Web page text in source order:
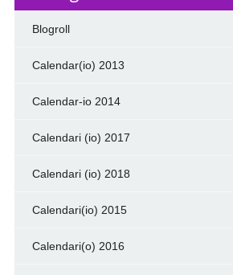
Blogroll
Calendar(io) 2013
Calendar-io 2014
Calendari (io) 2017
Calendari (io) 2018
Calendari(io) 2015
Calendari(o) 2016